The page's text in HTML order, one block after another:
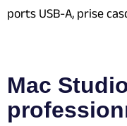
ports USB-A, prise
Mac